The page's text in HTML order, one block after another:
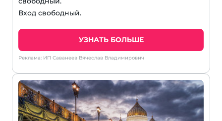
Вход свободный.
УЗНАТЬ БОЛЬШЕ
Реклама: ИП Саванеев Вячеслав Владимирович